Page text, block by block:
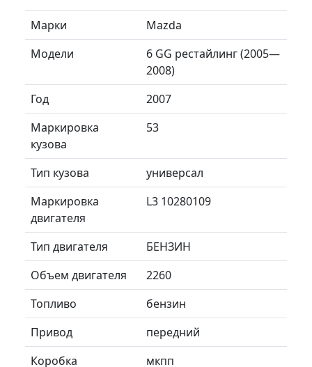
Марки
Mazda
Модели
6 GG рестайлинг (2005—
2008)
Год
2007
Маркировка
кузова
53
Тип кузова
универсал
Маркировка
двигателя
L3 10280109
Тип двигателя
БЕНЗИН
Объем двигателя
2260
Топливо
бензин
Привод
передний
Коробка
мкпп